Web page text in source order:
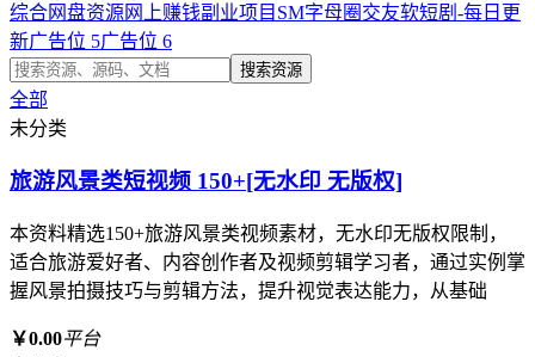
综合网盘资源 网上赚钱副业项目 SM字母圈交友软短剧-每日更
新广告位 5广告位 6
搜索资源
全部
未分类
旅游风景类短视频 150+[无水印 无版权]
本资料精选150+旅游风景类视频素材，无水印无版权限制，
适合旅游爱好者、内容创作者及视频剪辑学习者，通过实例掌
握风景拍摄技巧与剪辑方法，提升视觉表达能力，从基础
￥0.00平台